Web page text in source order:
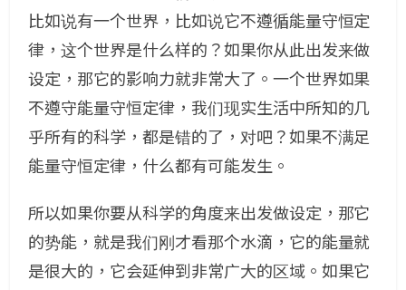
比如说有一个世界，比如说它不遵循能量守恒定
律，这个世界是什么样的？如果你从此出发来做
设定，那它的影响力就非常大了。一个世界如果
不遵守能量守恒定律，我们现实生活中所知的几
乎所有的科学，都是错的了，对吧？如果不满足
能量守恒定律，什么都有可能发生。
所以如果你要从科学的角度来出发做设定，那它
的势能，就是我们刚才看那个水滴，它的能量就
是很大的，它会延伸到非常广大的区域。如果它